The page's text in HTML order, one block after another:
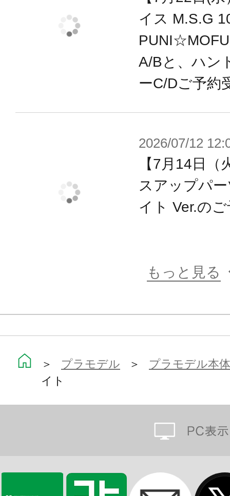
な素体としても組み立てることがで
・3種の塗装済み顔パーツに加えデ
・アーマーを身に着けた「武装モー
リップ両方に対応した形状で挿し込
・新設計の専用スタンドが付属。従
りサポートします。
ール』『ヘキサギア』『創彩少女庭
リーズ等と各部併用が可能。
全高14cmの自立型フィギュアロボ
しむように作って、改造して、戦わ
のバトルホビー”を想定したプラモ
可動フィギュアの第一人者、浅井真
成型色は色分けされ、顔はタンポ印
イス M.S.G
A/Bと、ハン
ーC/Dご予約
2026/07/12
【7月14日
スアップパ
イト Ver.の
もっと見る
＞ プラモデル ＞ プラモデル本体
イト